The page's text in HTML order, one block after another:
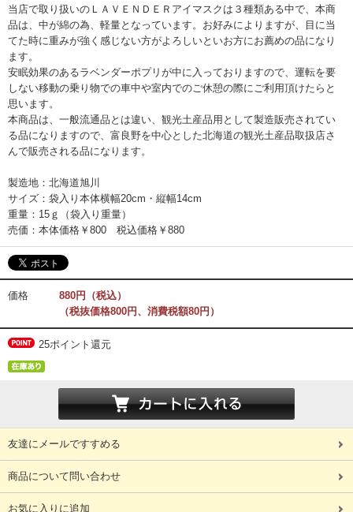
当店で取り扱いのＬＡＶＥＮＤＥＲアイマスクは３種類ある中で、本商
品は、中が綿の為、軽量となっています。お好みによりますが、目に当
てた時に重みが強く感じない方がよろしいといお方にお薦めの品になり
ます。
安眠効果のあるラベンダーポプリが中に入っておりますので、運転を要
しない移動の乗り物での車中や室内でのご休憩の際にご利用頂けたらと
思います。
本商品は、一般流通品とは違い、観光土産品用として製造販売されてい
る品になりますので、富良野を中心とした北海道の観光土産品取扱店さ
んで販売される品になります。
製造地：北海道旭川
サイズ：袋入り本体横幅20cm・縦幅14cm
重量：15ｇ（袋入り重量）
売価：本体価格￥800 税込価格￥880
価格
880円（税込）
（税抜価格800円、消費税額80円）
25ポイント還元
友達にメールですすめる
商品について問い合わせ
お気に入りに追加